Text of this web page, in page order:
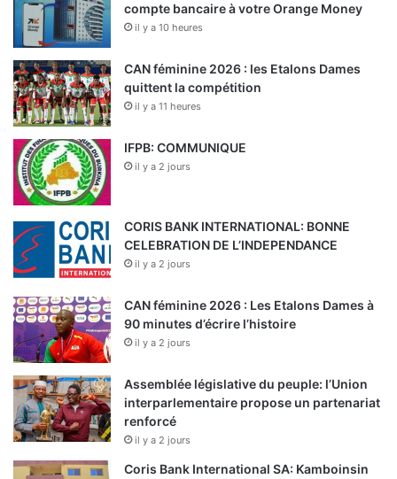
compte bancaire à votre Orange Money
il y a 10 heures
CAN féminine 2026 : les Etalons Dames
quittent la compétition
il y a 11 heures
IFPB: COMMUNIQUE
il y a 2 jours
CORIS BANK INTERNATIONAL: BONNE
CELEBRATION DE L’INDEPENDANCE
il y a 2 jours
CAN féminine 2026 : Les Etalons Dames à
90 minutes d’écrire l’histoire
il y a 2 jours
Assemblée législative du peuple: l’Union
interparlementaire propose un partenariat
renforcé
il y a 2 jours
Coris Bank International SA: Kamboinsin